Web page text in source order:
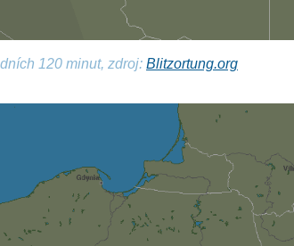
120 minut, zdroj:Blitzortung.org